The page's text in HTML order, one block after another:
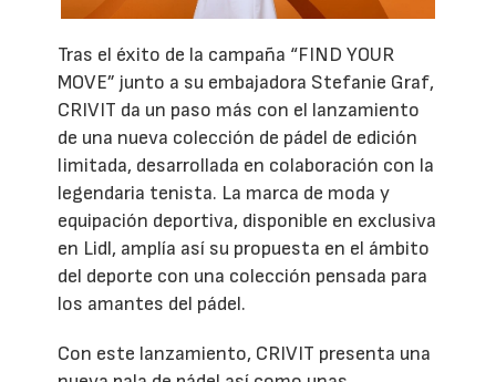
Tras el éxito de la campaña “FIND YOUR
MOVE” junto a su embajadora Stefanie Graf,
CRIVIT da un paso más con el lanzamiento
de una nueva colección de pádel de edición
limitada, desarrollada en colaboración con la
legendaria tenista. La marca de moda y
equipación deportiva, disponible en exclusiva
en Lidl, amplía así su propuesta en el ámbito
del deporte con una colección pensada para
los amantes del pádel.
Con este lanzamiento, CRIVIT presenta una